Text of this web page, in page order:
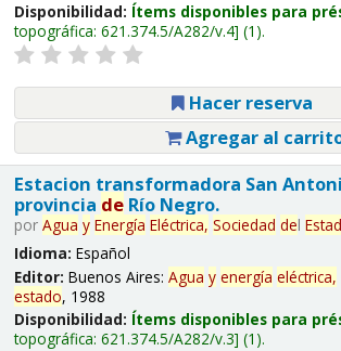
Disponibilidad: Ítems disponibles para
topográfica: 621.374.5/A282/v.4 (1).
Hacer reserva
Agregar al
Estacion transformadora San
provincia deRío Negro.
por Agua y Energía Eléctrica, Sociedad del
Idioma: Español
Editor: Buenos Aires: Agua y energía eléctrica,
estado, 1988
Disponibilidad: Ítems disponibles para
topográfica: 621.374.5/A282/v.3 (1).